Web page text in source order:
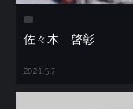
佐々木 啓彰
2021.5.7